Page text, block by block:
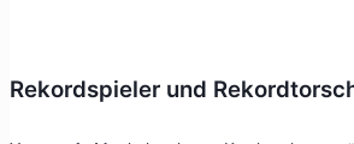
Rekordspieler und